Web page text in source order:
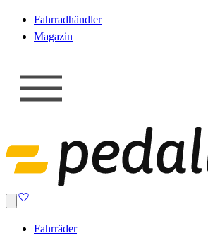
Fahrradhändler
Magazin
Fahrräder